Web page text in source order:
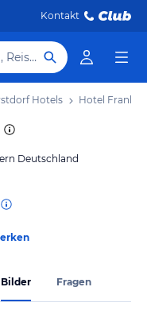
Kontakt
Hotel, Reiseziel
Hotels Hotel Franks
Deutschland
Bilder Fragen